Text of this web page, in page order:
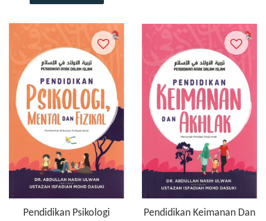
Pendidikan Psikologi
Pendidikan Keimanan Dan